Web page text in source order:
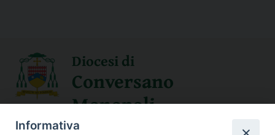
Diocesi di
Conversano
Monopoli
Informativa